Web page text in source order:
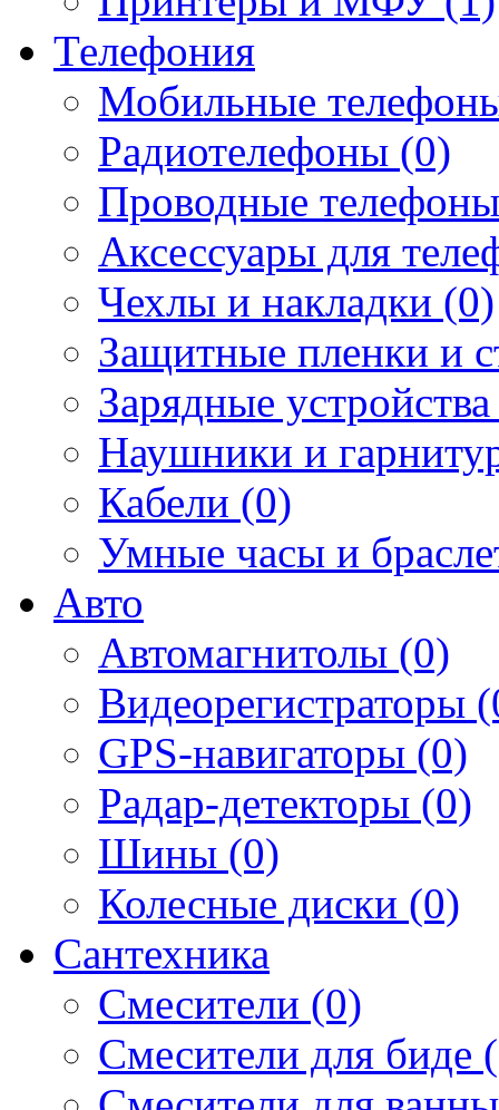
Телефония
Мобильные
Радиотелефоны (0)
Проводные
Аксессуары для
Чехлы и накладки (0)
Защитные пленки и
Зарядные
Наушники и
Кабели (0)
Умные часы и
Авто
Автомагнитолы (0)
Видеорегистраторы
GPS-навигаторы (0)
Радар-детекторы (0)
Шины (0)
Колесные диски (0)
Сантехника
Смесители (0)
Смесители для биде